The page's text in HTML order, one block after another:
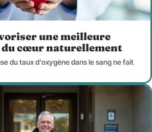
une meilleure
du cœur naturellement
du taux d'oxygène dans le sang ne fait